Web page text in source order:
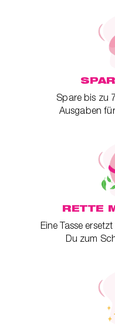
Spare bis zu
Ausgaben
RETTE
Eine Tasse
Du zum